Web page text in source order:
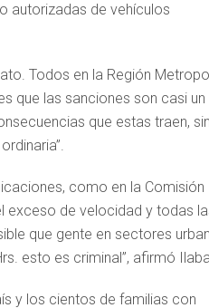
autorizadas de vehículos
Todos en la Región
que las sanciones son casi un
que estas traen,
como en la Comisión
exceso de velocidad y todas
que gente en sectores
esto es criminal”, afirmó
y los cientos de familias con